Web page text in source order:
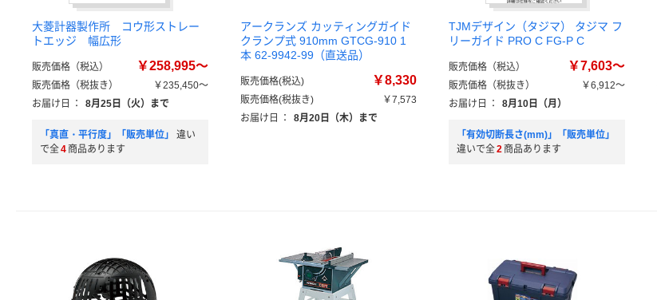
大菱計器製作所 コウ形ストレー
トエッジ 幅広形
販売価格（税込） ￥258,995～
販売価格（税抜き）
￥235,450～
お届け日
： 8月25日（火）まで
「真直・平行度」「販売単位」
違い
で全4 商品あります
アークランズ カッティングガイド
クランプ式 910mm GTCG-910 1
本 62-9942-99（直送品）
販売価格(税込) ￥8,330
販売価格(税抜き)
￥7,573
お届け日
： 8月20日（木）まで
TJMデザイン（タジマ） タジマ フ
リーガイド PRO C FG-P C
販売価格（税込） ￥7,603～
販売価格（税抜き）
￥6,912～
お届け日
： 8月10日（月）
「有効切断長さ(mm)」「販売単位」
違いで全2 商品あります